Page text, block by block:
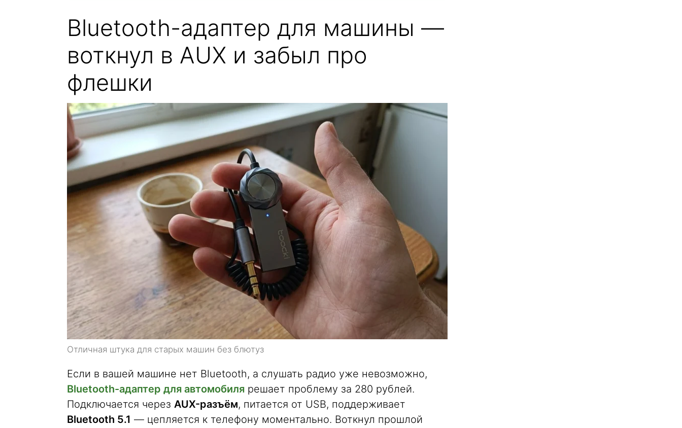
Bluetooth-адаптер для машины —
воткнул в AUX и забыл про
флешки
Отличная штука для старых машин без блютуз
Если в вашей машине нет Bluetooth, а слушать радио уже невозможно,
Bluetooth-адаптер для автомобиля решает проблему за 280 рублей.
Подключается через AUX-разъём, питается от USB, поддерживает
Bluetooth 5.1 — цепляется к телефону моментально. Воткнул прошлой